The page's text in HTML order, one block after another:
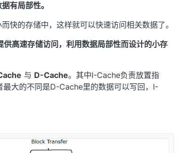
有局部性。
快的存储中，这样就可以快速访问相关数据了。
高速存储访问，利用数据局部性而设计的小存
与 D-Cache。其中I-Cache负责放置指
大的不同是D-Cache里的数据可以写回，I-